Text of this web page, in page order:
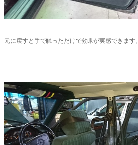
元に戻すと手で触っただけで効果が実感できます。